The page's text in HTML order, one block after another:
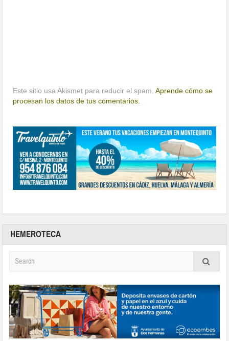
Este sitio usa Akismet para reducir el spam.Aprende cómo se
procesan los datos de tus comentarios.
HEMEROTECA